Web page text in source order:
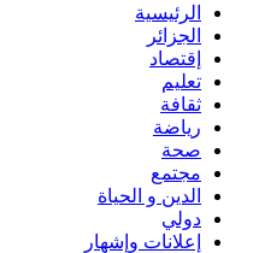
الرئيسية
الجزائر
إقتصاد
تعليم
ثقافة
رياضة
صحة
مجتمع
الدين و الحياة
دولي
إعلانات وإشهار